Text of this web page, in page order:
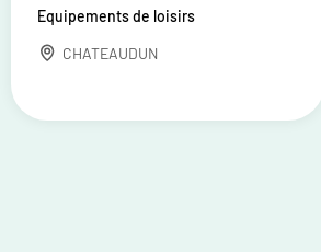
Equipements de loisirs
CHATEAUDUN